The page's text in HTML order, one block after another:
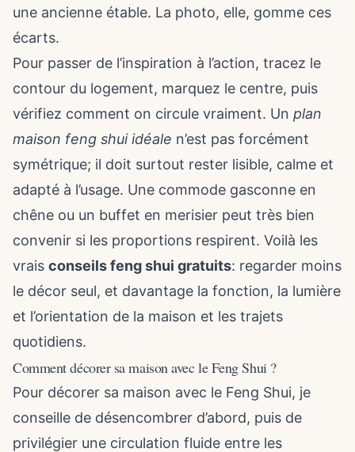
une ancienne étable. La photo, elle, gomme ces
écarts.
Pour passer de l’inspiration à l’action, tracez le
contour du logement, marquez le centre, puis
vérifiez comment on circule vraiment. Un plan
maison feng shui idéale n’est pas forcément
symétrique; il doit surtout rester lisible, calme et
adapté à l’usage. Une commode gasconne en
chêne ou un buffet en merisier peut très bien
convenir si les proportions respirent. Voilà les
vrais conseils feng shui gratuits: regarder moins
le décor seul, et davantage la fonction, la lumière
et l’orientation de la maison et les trajets
quotidiens.
Comment décorer sa maison avec le Feng Shui ?
Pour décorer sa maison avec le Feng Shui, je
conseille de désencombrer d’abord, puis de
privilégier une circulation fluide entre les